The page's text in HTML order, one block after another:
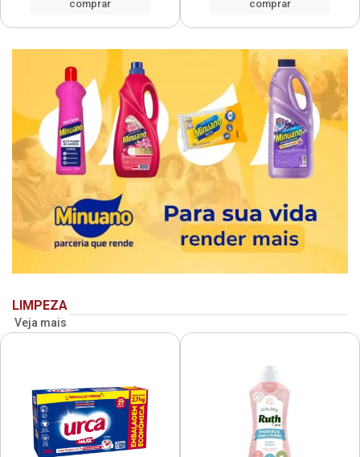
comprar
comprar
LIMPEZA
Veja mais